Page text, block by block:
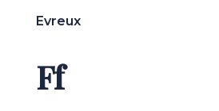
Evreux
Ff